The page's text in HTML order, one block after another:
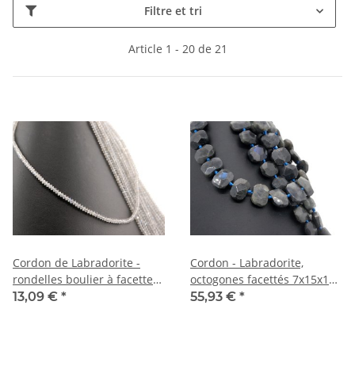
Filtre et tri
Article 1 - 20 de 21
Cordon de Labradorite -
rondelles boulier à facettes
2x3mm gris chatoyant, 39cm
13,09 € *
Cordon - Labradorite,
octogones facettés 7x15x18
mm gris, longueur 39 cm
55,93 € *